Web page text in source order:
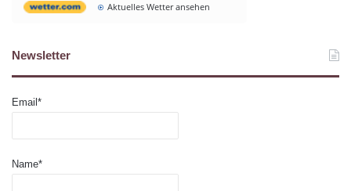
Aktuelles Wetter ansehen
Newsletter
Email*
Name*